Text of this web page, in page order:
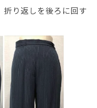
り返しを後ろに回す